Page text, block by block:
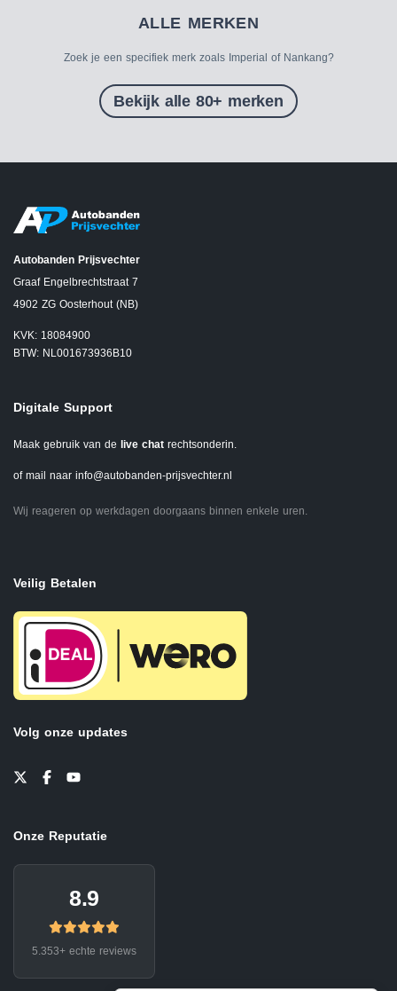
ALLE MERKEN
Zoek je een specifiek merk zoals Imperial of Nankang?
Bekijk alle 80+ merken
Autobanden Prijsvechter
Graaf Engelbrechtstraat 7
4902 ZG Oosterhout (NB)
KVK: 18084900
BTW: NL001673936B10
Digitale Support
Maak gebruik van de live chat rechtsonderin.
of mail naar info@autobanden-prijsvechter.nl
Wij reageren op werkdagen doorgaans binnen enkele uren.
Veilig Betalen
Volg onze updates
Onze Reputatie
8.9
5.353+ echte reviews